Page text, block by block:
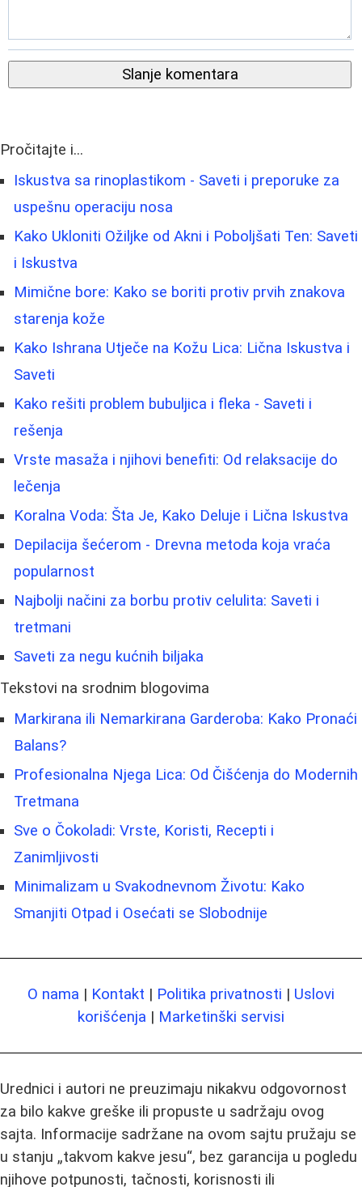
Slanje komentara
Pročitajte i...
Iskustva sa rinoplastikom - Saveti i preporuke za
uspešnu operaciju nosa
Kako Ukloniti Ožiljke od Akni i Poboljšati Ten: Saveti
i Iskustva
Mimične bore: Kako se boriti protiv prvih znakova
starenja kože
Kako Ishrana Utječe na Kožu Lica: Lična Iskustva i
Saveti
Kako rešiti problem bubuljica i fleka - Saveti i
rešenja
Vrste masaža i njihovi benefiti: Od relaksacije do
lečenja
Koralna Voda: Šta Je, Kako Deluje i Lična Iskustva
Depilacija šećerom - Drevna metoda koja vraća
popularnost
Najbolji načini za borbu protiv celulita: Saveti i
tretmani
Saveti za negu kućnih biljaka
Tekstovi na srodnim blogovima
Markirana ili Nemarkirana Garderoba: Kako Pronaći
Balans?
Profesionalna Njega Lica: Od Čišćenja do Modernih
Tretmana
Sve o Čokoladi: Vrste, Koristi, Recepti i
Zanimljivosti
Minimalizam u Svakodnevnom Životu: Kako
Smanjiti Otpad i Osećati se Slobodnije
O nama | Kontakt | Politika privatnosti | Uslovi
korišćenja | Marketinški servisi
Urednici i autori ne preuzimaju nikakvu odgovornost
za bilo kakve greške ili propuste u sadržaju ovog
sajta. Informacije sadržane na ovom sajtu pružaju se
u stanju „takvom kakve jesu“, bez garancija u pogledu
njihove potpunosti, tačnosti, korisnosti ili